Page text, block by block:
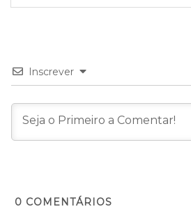
Inscrever
0 COMENTÁRIOS